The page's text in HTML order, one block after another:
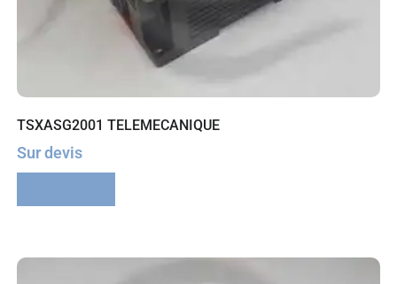
TSXASG2001 TELEMECANIQUE
Sur devis